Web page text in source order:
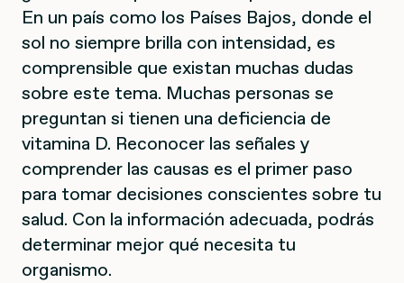
En un país como los Países Bajos, donde el
sol no siempre brilla con intensidad, es
comprensible que existan muchas dudas
sobre este tema. Muchas personas se
preguntan si tienen una deficiencia de
vitamina D. Reconocer las señales y
comprender las causas es el primer paso
para tomar decisiones conscientes sobre tu
salud. Con la información adecuada, podrás
determinar mejor qué necesita tu
organismo.